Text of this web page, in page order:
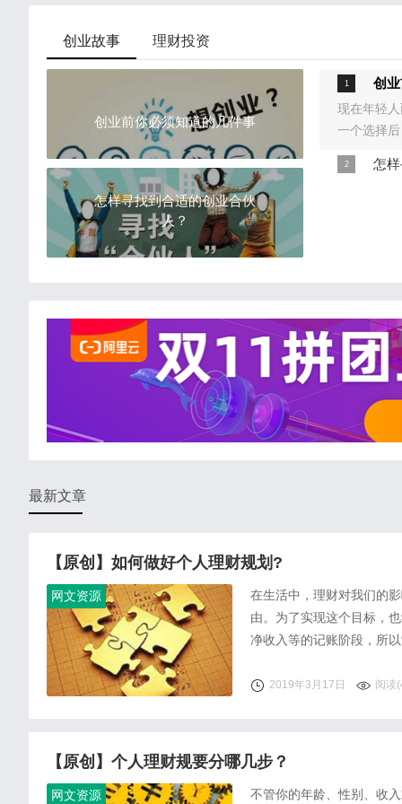
创业故事 理财投资
创业前你必须知道的几件事
怎样寻找到合适的创业合伙
人？
创
现在年轻
一个选择
怎
最新文章
【原创】如何做好个人理财规划?
网文资源
在生活中，理财对我们的
由。为了实现这个目标，
净收入等的记账阶段，所
2019年3月17日 阅读
【原创】个人理财规要分哪几步？
网文资源 不管你的年龄、性别、收